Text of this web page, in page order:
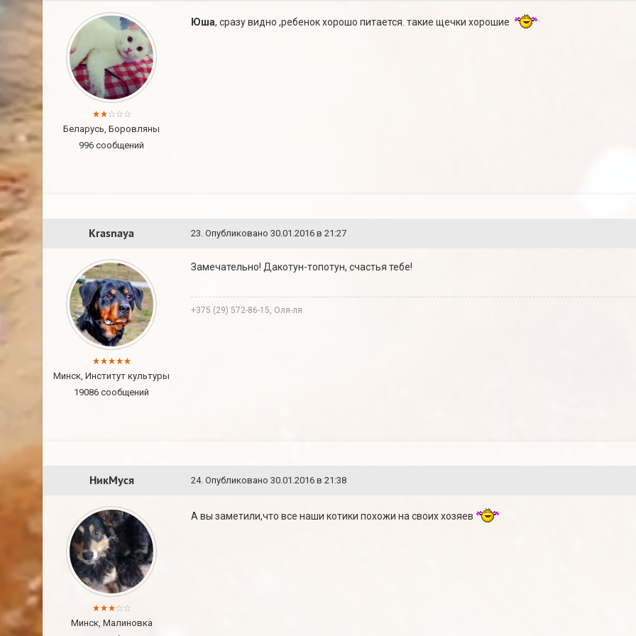
Беларусь, Боровляны
996 сообщений
Юша, сразу видно ,ребенок хорошо питается. такие щечки хорошие
Krasnaya 23. Опубликовано 30.01.2016 в 21:27
Минск, Институт культуры
19086 сообщений
Замечательно! Дакотун-топотун, счастья тебе!
+375 (29) 572-86-15, Оля-ля
НикМуся 24. Опубликовано 30.01.2016 в 21:38
Минск, Малиновка
А вы заметили,что все наши котики похожи на своих хозяев